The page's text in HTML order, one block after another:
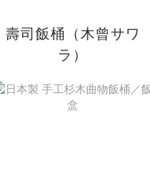
壽司飯桶（木曾サワ
ラ）